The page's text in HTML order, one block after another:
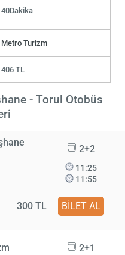
40Dakika
Metro Turizm
406 TL
- Torul Otobüs
2+2
11:25
11:55
300 TL BİLET AL
2+1